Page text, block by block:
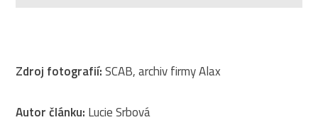
Zdroj fotografií:SCAB, archiv firmy Alax
Autor článku: Lucie Srbová